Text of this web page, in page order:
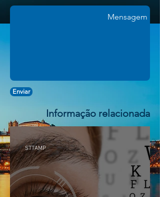
Enviar
Informação relacionada
STTAMP